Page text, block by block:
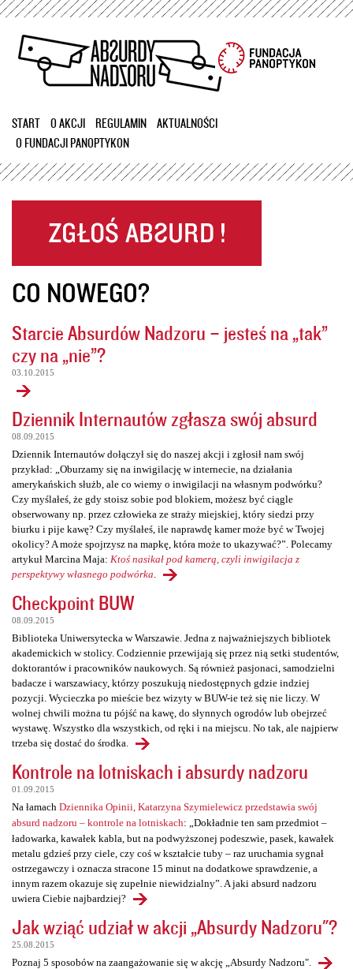
Przejdź
treści
START O AKCJI REGULAMIN
AKTUALNOŚCI
O FUNDACJI PANOPTYKON
CO NOWEGO?
Starcie Absurdów Nadzoru – jesteś na „tak”
czy na „nie”?
03.10.2015
Dziennik Internautów zgłasza swój absurd
08.09.2015
Dziennik Internautów dołączył się do naszej akcji i zgłosił nam swój
przykład: „Oburzamy się na inwigilację w internecie, na działania
amerykańskich służb, ale co wiemy o inwigilacji na własnym podwórku?
Czy myślałeś, że gdy stoisz sobie pod blokiem, możesz być ciągle
obserwowany np. przez człowieka ze straży miejskiej, który siedzi przy
biurku i pije kawę? Czy myślałeś, ile naprawdę kamer może być w Twojej
okolicy? A może spojrzysz na mapkę, która może to ukazywać?”. Polecamy
artykuł Marcina Maja: Ktoś nasikał pod kamerą, czyli inwigilacja z
perspektywy własnego podwórka
Checkpoint BUW
08.09.2015
Biblioteka Uniwersytecka w Warszawie. Jedna z najważniejszych bibliotek
akademickich w stolicy. Codziennie przewijają się przez nią setki studentów,
doktorantów i pracowników naukowych. Są również pasjonaci, samodzielni
badacze i warszawiacy, którzy poszukują niedostępnych gdzie indziej
pozycji. Wycieczka po mieście bez wizyty w BUW-ie też się nie liczy. W
wolnej chwili można tu pójść na kawę, do słynnych ogrodów lub obejrzeć
wystawę. Wszystko dla wszystkich, od ręki i na miejscu. No tak, ale najpierw
trzeba się dostać do środka.
Kontrole na lotniskach i absurdy nadzoru
01.09.2015
Na łamach Dziennika Opinii, Katarzyna Szymielewicz przedstawia swój
absurd nadzoru – kontrole na lotniskach: „Dokładnie ten sam przedmiot –
ładowarka, kawałek kabla, but na podwyższonej podeszwie, pasek, kawałek
metalu gdzieś przy ciele, czy coś w kształcie tuby – raz uruchamia sygnał
ostrzegawczy i oznacza stracone 15 minut na dodatkowe sprawdzenie, a
innym razem okazuje się zupełnie niewidzialny”. A jaki absurd nadzoru
uwiera Ciebie najbardziej?
Jak wziąć udział w akcji „Absurdy Nadzoru"?
25.08.2015
Poznaj 5 sposobów na zaangażowanie się w akcję „Absurdy Nadzoru".